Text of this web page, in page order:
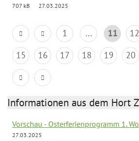
707 kB
27.03.2025
1 ... 11 12
15
16 17 18 19 20
Informationen aus dem Hort
Vorschau - Osterferienprogramm 1.
27.03.2025